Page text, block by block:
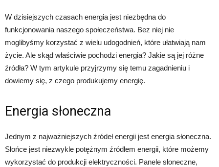
W dzisiejszych czasach energia jest niezbędna do
funkcjonowania naszego społeczeństwa. Bez niej nie
moglibyśmy korzystać z wielu udogodnień, które ułatwiają nam
życie. Ale skąd właściwie pochodzi energia? Jakie są jej różne
źródła? W tym artykule przyjrzymy się temu zagadnieniu i
dowiemy się, z czego produkujemy energię.
Energia słoneczna
Jednym z najważniejszych źródeł energii jest energia słoneczna.
Słońce jest niezwykle potężnym źródłem energii, które możemy
wykorzystać do produkcji elektryczności. Panele słoneczne,